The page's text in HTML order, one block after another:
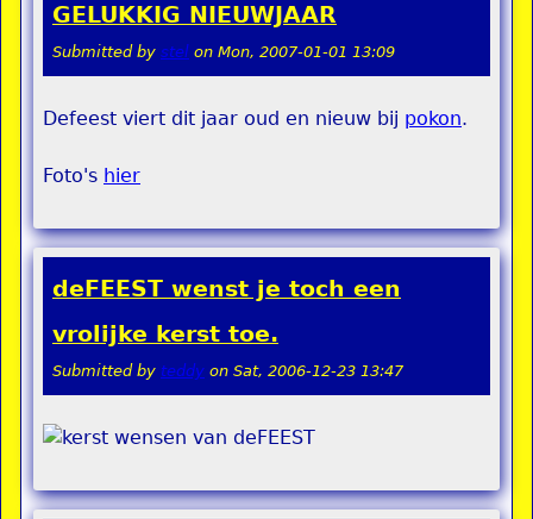
GELUKKIG NIEUWJAAR
Submitted by stel on Mon, 2007-01-01 13:09
Defeest viert dit jaar oud en nieuw bij pokon.
Foto's hier
deFEEST wenst je toch een
vrolijke kerst toe.
Submitted by teddy on Sat, 2006-12-23 13:47